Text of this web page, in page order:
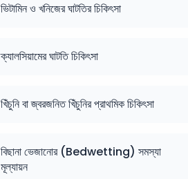
ভিটামিন ও খনিজের ঘাটতির চিকিৎসা
ক্যালসিয়ামের ঘাটতি চিকিৎসা
খিঁচুনি বা জ্বরজনিত খিঁচুনির প্রাথমিক চিকিৎসা
বিছানা ভেজানোর (Bedwetting) সমস্যা
মূল্যায়ন